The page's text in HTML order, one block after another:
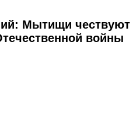
Мытищи чествуют
войны